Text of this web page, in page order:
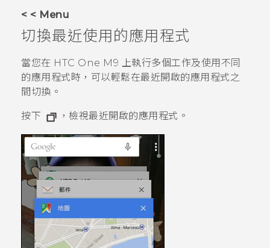
應用程式
登入
< < Menu
切換最近使用的應用程式
當您在 HTC One M9 上執行多個工作及使用不同
的應用程式時，可以輕鬆在最近開啟的應用程式之
間切換。
按下 ，檢視最近開啟的應用程式。